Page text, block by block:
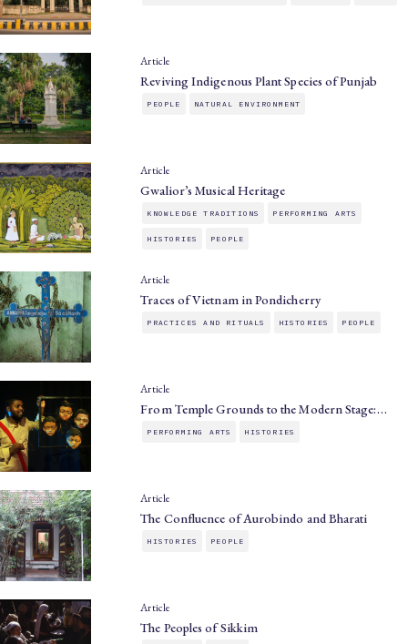
Article
Reviving Indigenous Plant Species of Punjab
PEOPLE NATURAL ENVIRONMENT
Article
Gwalior’s Musical Heritage
KNOWLEDGE TRADITIONS PERFORMING ARTS
HISTORIES PEOPLE
Article
Traces of Vietnam in Pondicherry
PRACTICES AND RITUALS HISTORIES PEOPLE
Article
From Temple Grounds to the Modern Stage:…
PERFORMING ARTS HISTORIES
Article
The Confluence of Aurobindo and Bharati
HISTORIES PEOPLE
Article
The Peoples of Sikkim